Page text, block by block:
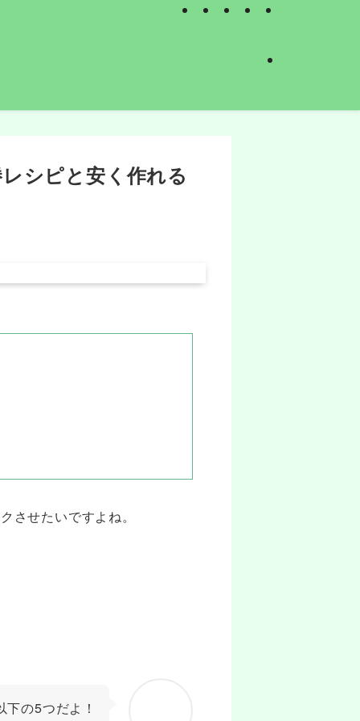
シピと安く作れる
させたいですよね。
の5つだよ！